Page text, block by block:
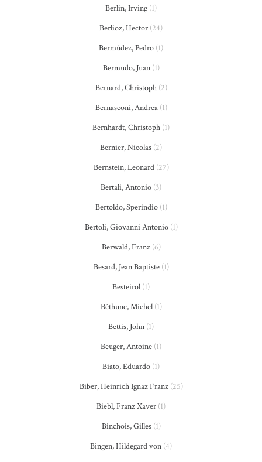
Berlin, Irving (1)
Berlioz, Hector (24)
Bermúdez, Pedro (1)
Bermudo, Juan(1)
Bernard, Christoph(2)
Bernasconi, Andrea(1)
Bernhardt, Christoph (1)
Bernier, Nicolas (2)
Bernstein, Leonard(27)
Bertali, Antonio (3)
Bertoldo, Sperindio(1)
Bertoli, Giovanni Antonio(1)
Berwald, Franz(6)
Besard, Jean Baptiste(1)
Besteirol (1)
Béthune, Michel(1)
Bettis, John (1)
Beuger, Antoine (1)
Biato, Eduardo (1)
Biber, Heinrich Ignaz Franz(25)
Biebl, Franz Xaver (1)
Binchois, Gilles(1)
Bingen, Hildegard von (4)